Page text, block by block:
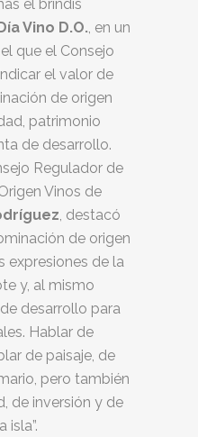
el brindis
Vino D.O., en un
que el Consejo
el valor de
de origen
patrimonio
de desarrollo.
Regulador de
Vinos de
, destacó
de origen
expresiones de la
y, al mismo
desarrollo para
Hablar de
de paisaje, de
pero también
de inversión y de
isla”.